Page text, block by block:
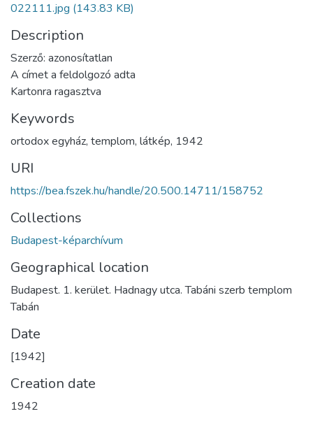
022111.jpg (143.83 KB)
Description
Szerző: azonosítatlan
A címet a feldolgozó adta
Kartonra ragasztva
Keywords
ortodox egyház, templom, látkép, 1942
URI
https://bea.fszek.hu/handle/20.500.14711/158752
Collections
Budapest-képarchívum
Geographical location
Budapest. 1. kerület. Hadnagy utca. Tabáni szerb templom
Tabán
Date
[1942]
Creation date
1942